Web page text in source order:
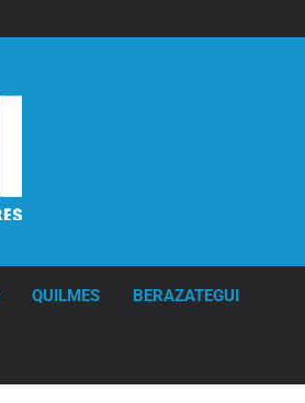
QUILMES BERAZATEGUI